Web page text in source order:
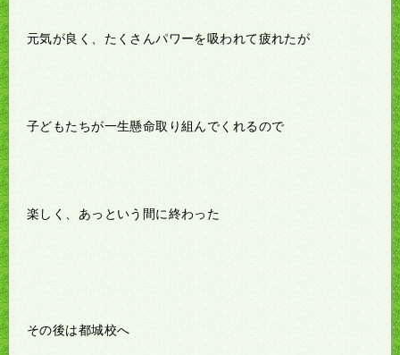
元気が良く、たくさんパワーを吸われて疲れたが
子どもたちが一生懸命取り組んでくれるので
楽しく、あっという間に終わった
その後は都城校へ